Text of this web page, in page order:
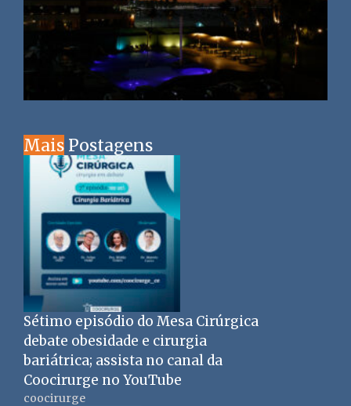
Mais Postagens
Sétimo episódio do Mesa Cirúrgica
debate obesidade e cirurgia
bariátrica; assista no canal da
Coocirurge no YouTube
coocirurge